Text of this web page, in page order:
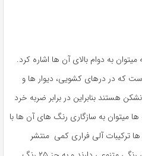
به دوام بالای آن ها اشاره کرد.
که در درهای کشویی، دیوار ها و
هستند بنابراین در برابر ضربه خرد
میتوان به سازگاری رنگ های آن ها با
ترکیبات آلی فراری کمی منتشر